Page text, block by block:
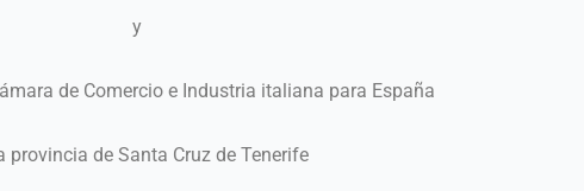
y
de Comercio e Industria italiana para España
provincia de Santa Cruz de Tenerife